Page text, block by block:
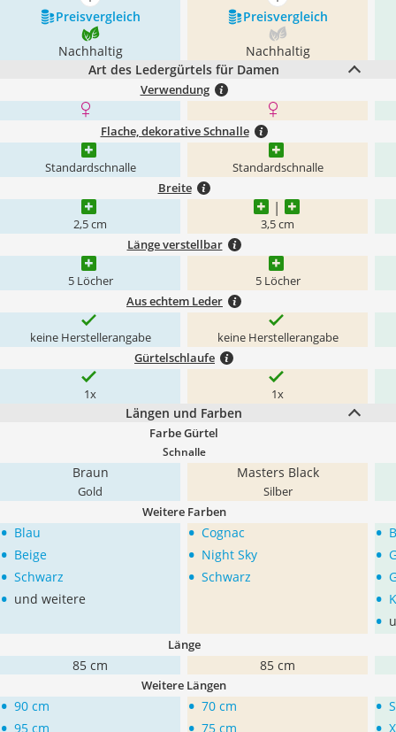
Preis­vergleich
Preis­vergleich
Nachhaltig
Nachhaltig
Art des Ledergürtels für Damen
Verwendung
Flache, dekorative Schnalle
Standardschnalle Standardschnalle
Breite
2,5 cm 3,5 cm
Länge verstellbar
5 Löcher 5 Löcher
Aus echtem Leder
keine Herstellerangabe keine Herstellerangabe
Gürtelschlaufe
1x 1x
Längen und Farben
Farbe Gürtel
Schnalle
Braun
Gold
Masters Black
Silber
Weitere Farben
• Blau
• Beige
• Schwarz
• und weitere
• Cognac
• Night Sky
• Schwarz
•
•
•
•
•
Länge
85 cm 85 cm
Weitere Längen
• 90 cm
95 cm
• 70 cm
75 cm
•